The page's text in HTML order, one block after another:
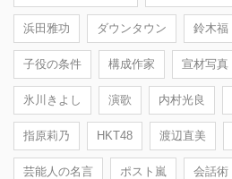
浜田雅功 ダウンタウン 鈴木福
子役の条件 構成作家 宣材写真
氷川きよし 演歌 内村光良
指原莉乃 HKT48 渡辺直美
芸能人の名言 ポスト嵐 会話術